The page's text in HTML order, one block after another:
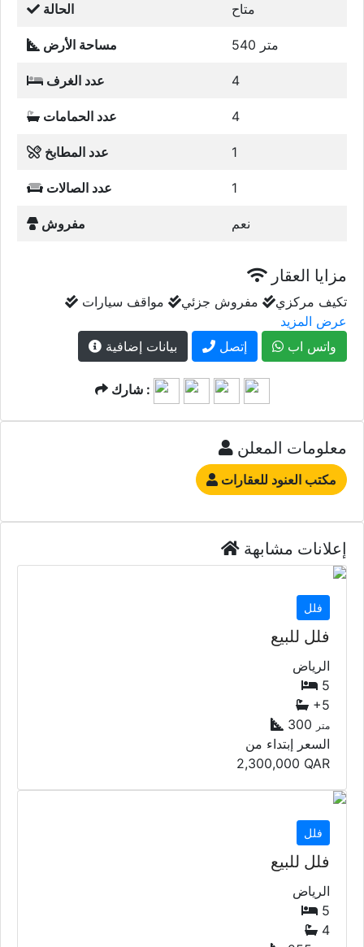
مساحة الأرض
عدد الغرف 4
عدد الحمامات 4
عدد المطابخ 1
عدد الصالات 1
مفروش نعم
تكيف مركزي مفروش جزئي
عرض المزيد
بيانات إضافية
إتصل واتس اب
شارك :
معلومات المعلن
مكتب العنود للعقارات
إعلانات مشابهة
فلل للبيع
الرياض
+5
300متر
السعر إبتداء من
2,300,000QAR
فلل للبيع
الرياض
4
255متر
السعر إبتداء من